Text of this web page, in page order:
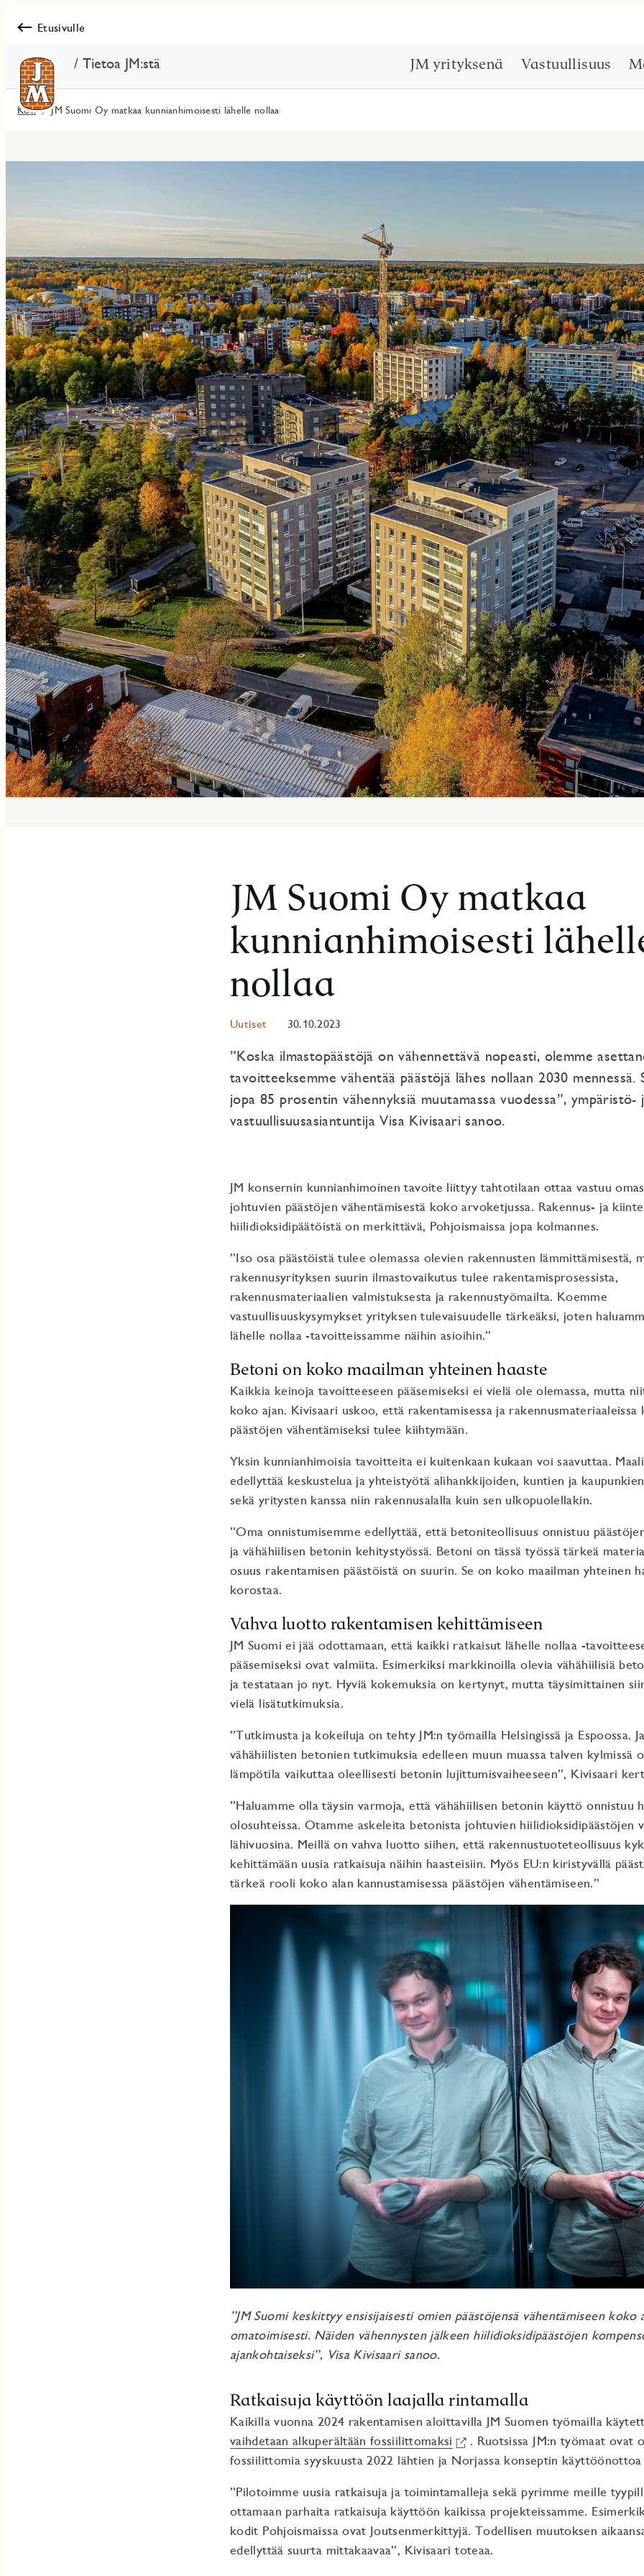
Etusivulle
/ Tietoa JM:stä JM yrityksenä Vastuullisuus
Koti JM Suomi Oy matkaa kunnianhimoisesti lähelle nollaa
JM Suomi Oy matkaa
kunnianhimoisesti
nollaa
Uutiset 30.10.2023
”Koska ilmastopäästöjä on vähennettävä nopeasti, olemme
tavoitteeksemme vähentää päästöjä lähes nollaan 2030
jopa 85 prosentin vähennyksiä muutamassa vuodessa”, ympäristö-
vastuullisuusasiantuntija Visa Kivisaari sanoo.
JM konsernin kunnianhimoinen tavoite liittyy tahtotilaan ottaa vastuu
johtuvien päästöjen vähentämisestä koko arvoketjussa. Rakennus- ja
hiilidioksidipäätöistä on merkittävä, Pohjoismaissa jopa kolmannes.
”Iso osa päästöistä tulee olemassa olevien rakennusten lämmittämisestä,
rakennusyrityksen suurin ilmastovaikutus tulee rakentamisprosessista,
rakennusmateriaalien valmistuksesta ja rakennustyömailta. Koemme
vastuullisuuskysymykset yrityksen tulevaisuudelle tärkeäksi, joten
lähelle nollaa -tavoitteissamme näihin asioihin.”
Betoni on koko maailman yhteinen haaste
Kaikkia keinoja tavoitteeseen pääsemiseksi ei vielä ole olemassa, mutta
koko ajan. Kivisaari uskoo, että rakentamisessa ja rakennusmateriaaleissa
päästöjen vähentämiseksi tulee kiihtymään.
Yksin kunnianhimoisia tavoitteita ei kuitenkaan kukaan voi saavuttaa.
edellyttää keskustelua ja yhteistyötä alihankkijoiden, kuntien ja
sekä yritysten kanssa niin rakennusalalla kuin sen ulkopuolellakin.
”Oma onnistumisemme edellyttää, että betoniteollisuus onnistuu
ja vähähiilisen betonin kehitystyössä. Betoni on tässä työssä tärkeä
osuus rakentamisen päästöistä on suurin. Se on koko maailman yhteinen
korostaa.
Vahva luotto rakentamisen kehittämiseen
JM Suomi ei jää odottamaan, että kaikki ratkaisut lähelle nollaa -
pääsemiseksi ovat valmiita. Esimerkiksi markkinoilla olevia vähähiilisiä
ja testataan jo nyt. Hyviä kokemuksia on kertynyt, mutta täysimittainen
vielä lisätutkimuksia.
”Tutkimusta ja kokeiluja on tehty JM:n työmailla Helsingissä ja Espoossa.
vähähiilisten betonien tutkimuksia edelleen muun muassa talven kylmissä
lämpötila vaikuttaa oleellisesti betonin lujittumisvaiheeseen”, Kivisaari
”Haluamme olla täysin varmoja, että vähähiilisen betonin käyttö onnistuu
olosuhteissa. Otamme askeleita betonista johtuvien hiilidioksidipäästöjen
lähivuosina. Meillä on vahva luotto siihen, että rakennustuoteteollisuus
kehittämään uusia ratkaisuja näihin haasteisiin. Myös EU:n kiristyvällä
tärkeä rooli koko alan kannustamisessa päästöjen vähentämiseen.”
”JM Suomi keskittyy ensisijaisesti omien päästöjensä vähentämiseen koko
omatoimisesti. Näiden vähennysten jälkeen hiilidioksidipäästöjen
ajankohtaiseksi”, Visa Kivisaari sanoo.
Ratkaisuja käyttöön laajalla rintamalla
Kaikilla vuonna 2024 rakentamisen aloittavilla JM Suomen työmailla
vaihdetaan alkuperältään fossiilittomaksi
. Ruotsissa JM:n työmaat ovat
fossiilittomia syyskuusta 2022 lähtien ja Norjassa konseptin käyttöönottoa
”Pilotoimme uusia ratkaisuja ja toimintamalleja sekä pyrimme meille
ottamaan parhaita ratkaisuja käyttöön kaikissa projekteissamme.
kodit Pohjoismaissa ovat Joutsenmerkittyjä. Todellisen muutoksen
edellyttää suurta mittakaavaa”, Kivisaari toteaa.